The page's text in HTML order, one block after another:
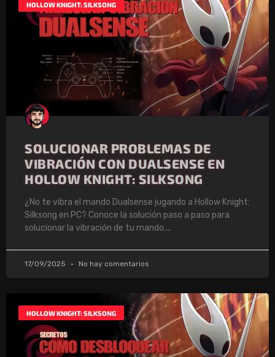
HOLLOW KNIGHT: SILKSONG
SOLUCIONAR PROBLEMAS DE
VIBRACIÓN CON DUALSENSE EN
HOLLOW KNIGHT: SILKSONG
¿No te vibra el mando Dualsense jugando a Hollow Knight:
Silksong en PC? Conoce la solución paso a paso para
solucionar la vibración de tu mando.
17/09/2025 No hay comentarios
HOLLOW KNIGHT: SILKSONG